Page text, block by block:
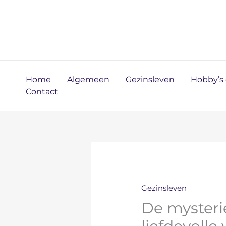
Home Algemeen Gezinsleven
Contact
Gezinsleven
De